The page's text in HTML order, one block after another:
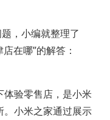
，小编就整理了
在哪”的解答：
验零售店，是小米
。小米之家通过展示